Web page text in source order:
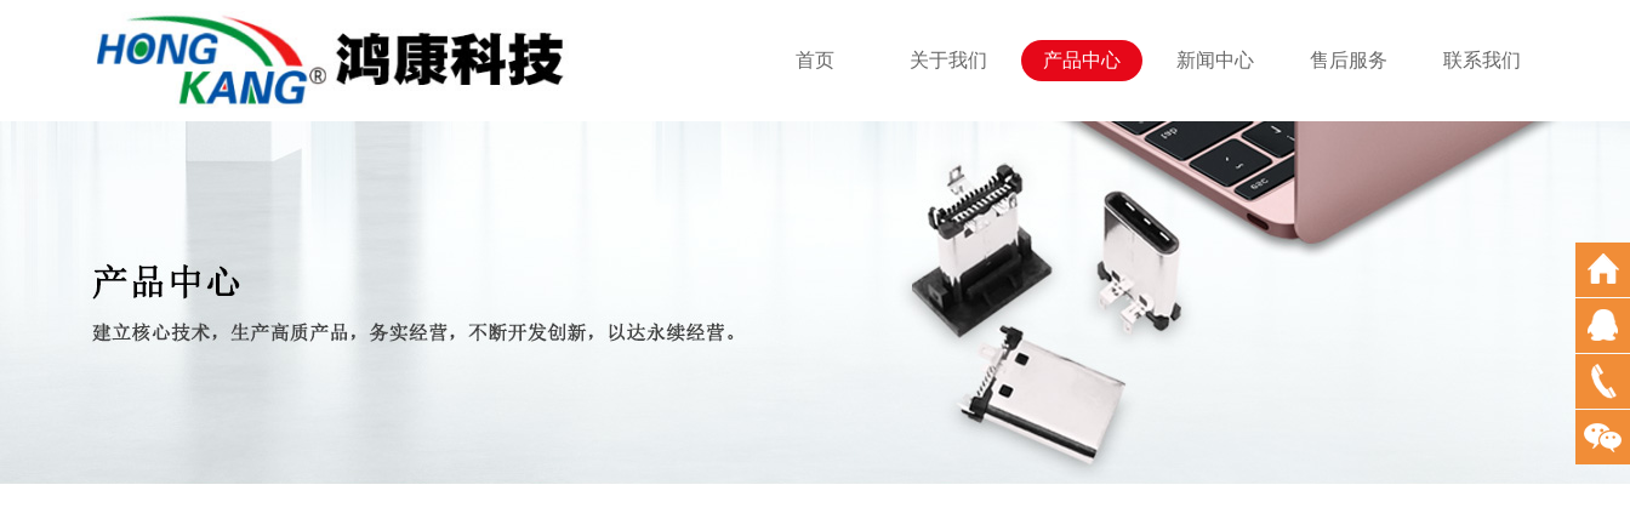
首页 关于我们 产品中心 新闻中心 售后服务 联系我们